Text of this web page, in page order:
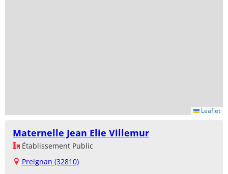
Leaflet
Maternelle Jean Elie Villemur
Établissement Public
Preignan (32810)